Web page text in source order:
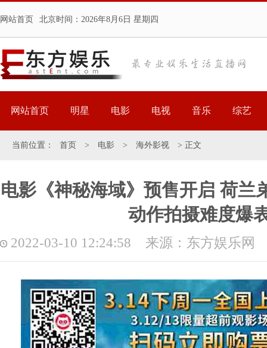
网站首页 北京时间： 2026年8月6日 星期四
网站首页 明星 电影 电视 音乐 综艺
当前位置： 首页 > 电影 > 海外影视 > 正文
电影《神秘海域》预售开启 荷兰
动作拍摄难度爆
2022-03-10 12:24:58 来源：东方娱乐网